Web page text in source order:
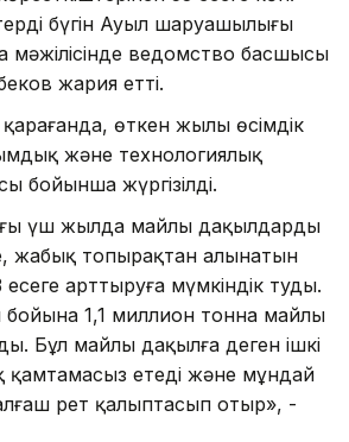
бүгін Ауыл шаруашылығы
мәжілісінде ведомство басшысы
жария етті.
қарағанда, өткен жылы өсімдік
және технологиялық
бойынша жүргізілді.
үш жылда майлы дақылдардың
жабық топырақтан алынатын
есеге арттыруға мүмкіндік туды.
бойына 1,1 миллион тонна майлы
Бұл майлы дақылға деген ішкі
қамтамасыз етеді және мұндай
рет қалыптасып отыр», -